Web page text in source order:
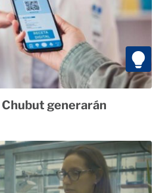
generarán